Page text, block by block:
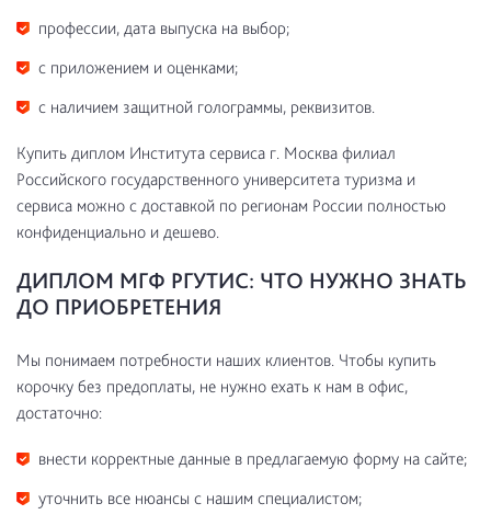
профессии, дата выпуска на выбор;
с приложением и оценками;
с наличием защитной голограммы, реквизитов.
Купить диплом Института сервиса г. Москва филиал
Российского государственного университета туризма и
сервиса можно с доставкой по регионам России полностью
конфиденциально и дешево.
ДИПЛОМ МГФ РГУТИС: ЧТО НУЖНО ЗНАТЬ
ДО ПРИОБРЕТЕНИЯ
Мы понимаем потребности наших клиентов. Чтобы купить
корочку без предоплаты, не нужно ехать к нам в офис,
достаточно:
внести корректные данные в предлагаемую форму на сайте;
уточнить все нюансы с нашим специалистом;